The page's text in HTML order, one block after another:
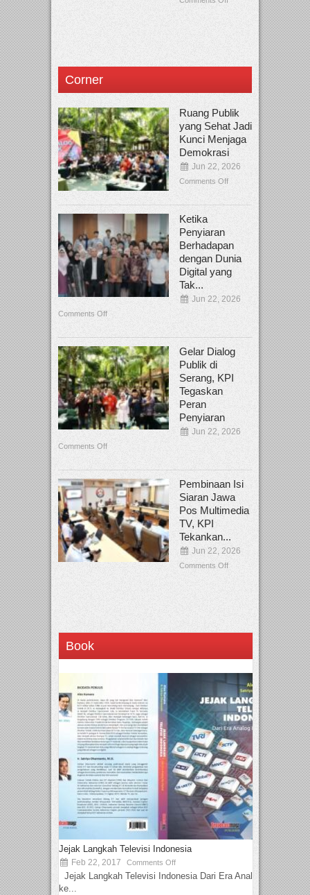
Corner
Ruang Publik
yang Sehat Jadi
Kunci Menjaga
Demokrasi
Jun 22, 2026
Comments Off
Ketika
Penyiaran
Berhadapan
dengan Dunia
Digital yang
Tak...
Jun 22, 2026
Comments Off
Gelar Dialog
Publik di
Serang, KPI
Tegaskan
Peran
Penyiaran
Jun 22, 2026
Comments Off
Pembinaan Isi
Siaran Jawa
Pos Multimedia
TV, KPI
Tekankan...
Jun 22, 2026
Comments Off
Book
Jejak Langkah Televisi Indonesia
Feb 22, 2017 Comments Off
Jejak Langkah Televisi Indonesia Dari Era Analog
ke...